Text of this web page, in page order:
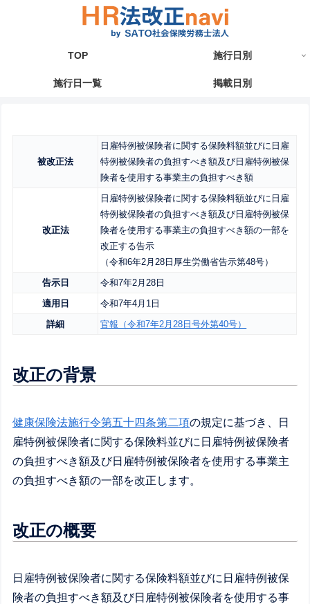
TOP 施行日別
施行日一覧 掲載日別
被改正法
日雇特例被保険者に関する保険料額並びに日雇
特例被保険者の負担すべき額及び日雇特例被保
険者を使用する事業主の負担すべき額
改正法
日雇特例被保険者に関する保険料額並びに日雇
特例被保険者の負担すべき額及び日雇特例被保
険者を使用する事業主の負担すべき額の一部を
改正する告示
（令和6年2月28日厚生労働省告示第48号）
告示日
令和7年2月28日
適用日
令和7年4月1日
詳細
官報（令和7年2月28日号外第40号）
改正の背景
健康保険法施行令第五十四条第二項の規定に基づき、日
雇特例被保険者に関する保険料並びに日雇特例被保険者
の負担すべき額及び日雇特例被保険者を使用する事業主
の負担すべき額の一部を改正します。
改正の概要
日雇特例被保険者に関する保険料額並びに日雇特例被保
険者の負担すべき額及び日雇特例被保険者を使用する事